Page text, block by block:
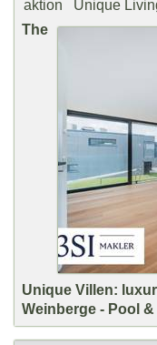
aktion Unique
The
Unique Villen:
Weinberge - Pool